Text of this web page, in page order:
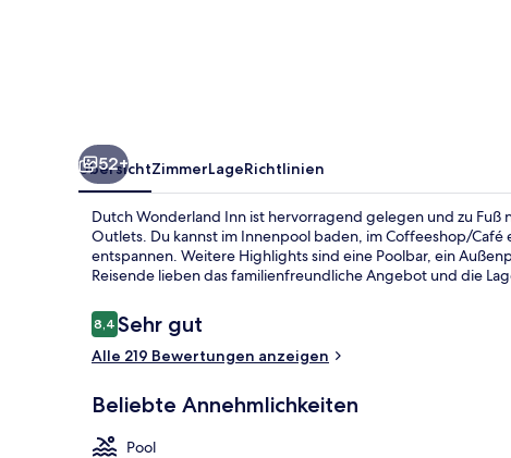
52+
ÜbersichtZimmerLageRichtlinien
Dutch Wonderland Inn ist hervorragend gelegen und zu
Outlets. Du kannst im Innenpool baden, im Coffeeshop/
entspannen. Weitere Highlights sind eine Poolbar, ein
Reisende lieben das familienfreundliche Angebot und die
Bewertungen
8,48,4 von 10.
Sehr gut
Alle 219 Bewertungen anzeigen
Beliebte Annehmlichkeiten
Pool